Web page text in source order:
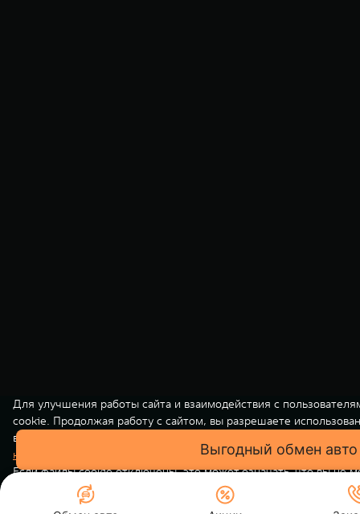
Для улучшения работы сайта и взаимодействия с
cookie. Продолжая работу с сайтом, вы разрешаете
вашей персональной информации на нашем сайте
конфиденциальности
. Вы всегда можете отключить файлы
Если файлы cookie отключены, это может означать, что вы не
использовать все функции нашего сайта.
Выгодный обмен авто